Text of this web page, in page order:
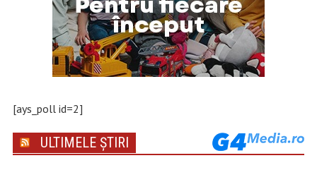
[ays_poll id=2]
ULTIMELE ȘTIRI